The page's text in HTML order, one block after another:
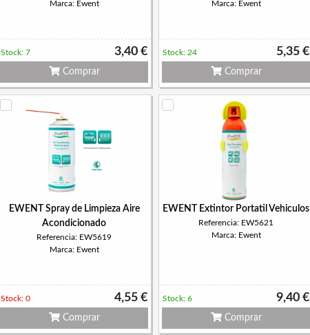
Marca: Ewent
3,40 €
Stock: 7
Comprar
Marca: Ewent
5,35 €
Stock: 24
Comprar
EWENT Spray de Limpieza Aire
Acondicionado
Referencia: EW5619
Marca: Ewent
4,55 €
Stock: 0
Comprar
EWENT Extintor Portatil Vehiculos
Referencia: EW5621
Marca: Ewent
9,40 €
Stock: 6
Comprar